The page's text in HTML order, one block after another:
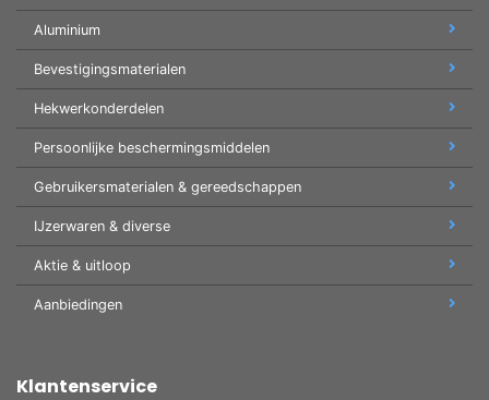
Aluminium
Bevestigingsmaterialen
Hekwerkonderdelen
Persoonlijke beschermingsmiddelen
Gebruikersmaterialen & gereedschappen
IJzerwaren & diverse
Aktie & uitloop
Aanbiedingen
Klantenservice